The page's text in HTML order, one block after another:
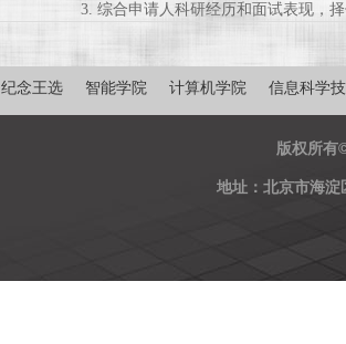
3. 综合申请人科研经历和面试表现，择
纪念王选 智能学院 计算机学院 信息科学
版权所有
地址：北京市海